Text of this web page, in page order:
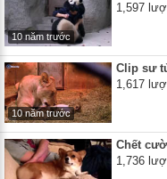
10 năm trước
1,597
10 năm trước
Clip sư
1,617
Chết
1,736